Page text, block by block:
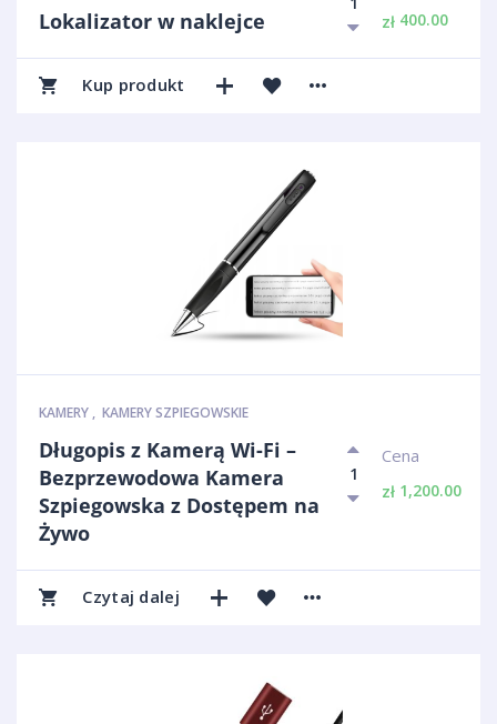
Lokalizator w naklejce zł 400.00
Kup produkt
KAMERY , KAMERY SZPIEGOWSKIE
Długopis z Kamerą Wi-Fi –
Bezprzewodowa Kamera
Szpiegowska z Dostępem na
Żywo
Cena
zł 1,200.00
Czytaj dalej